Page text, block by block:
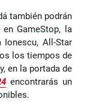
también podrán
GameStop, la
Ionescu, All-Star
los tiempos de
en la portada de
encontrarás un